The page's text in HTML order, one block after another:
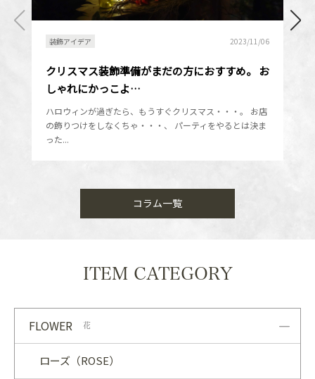
装飾アイデア 2023/11/06
クリスマス装飾準備がまだの方におすすめ。 お
しゃれにかっこよ…
ハロウィンが過ぎたら、もうすぐクリスマス・・・。 お店
の飾りつけをしなくちゃ・・・、 パーティをやるとは決ま
った...
コラム一覧
ITEM CATEGORY
FLOWER 花
ローズ（ROSE）